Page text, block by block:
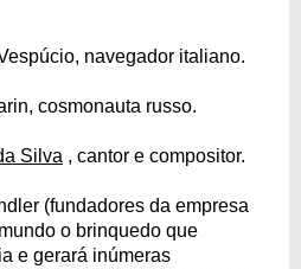
navegador italiano.
cosmonauta russo.
Silva , cantor e compositor.
(fundadores da empresa
o brinquedo que
e gerará inúmeras